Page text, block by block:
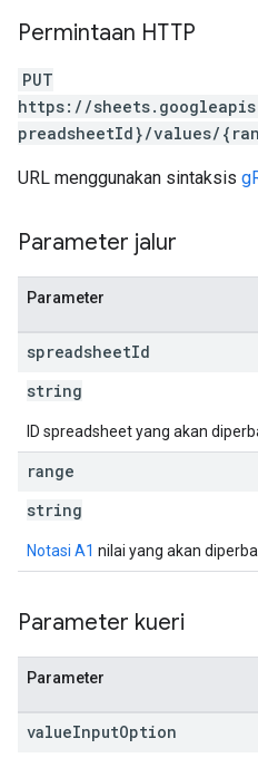
Permintaan HTTP
PUT
https://
preadsheetId}/values/
URL menggunakan sintaksis
Parameter jalur
Parameter
spreadsheetId
string
ID spreadsheet yang akan
range
string
Notasi A1 nilai yang akan
Parameter kueri
Parameter
valueInputOption